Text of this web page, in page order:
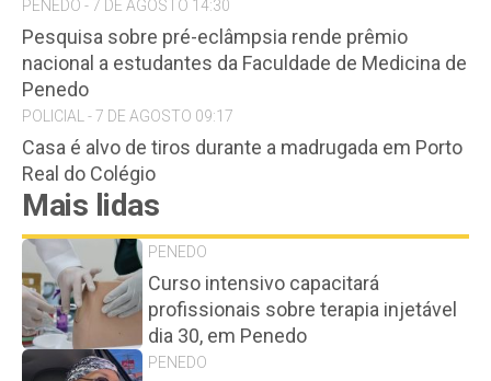
PENEDO - 7 DE AGOSTO 14:30
Pesquisa sobre pré-eclâmpsia rende prêmio
nacional a estudantes da Faculdade de Medicina de
Penedo
POLICIAL - 7 DE AGOSTO 09:17
Casa é alvo de tiros durante a madrugada em Porto
Real do Colégio
Mais lidas
PENEDO
Curso intensivo capacitará
profissionais sobre terapia injetável
dia 30, em Penedo
PENEDO